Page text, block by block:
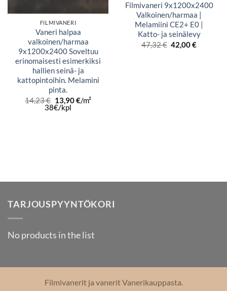
FILMIVANERI
Vaneri halpaa
valkoinen/harmaa
9x1200x2400 Soveltuu
erinomaisesti esimerkiksi
hallien seinä- ja
kattopintoihin. Melamini
pinta.
14,23€ Alkuperäinen
hinta
oli:
13,90€Nykyinen
hinta
/m²
38€/kpl
Filmivaneri 9x1200x2400
Valkoinen/harmaa |
Melamiini CE2+ E0 |
Katto- ja seinälevy
47,32€ Alkuperäinen
hinta
42,00€
TARJOUSPYYNTÖKORI
No products in the list
Filmivanerit ja vanerit Vanerikauppasta.